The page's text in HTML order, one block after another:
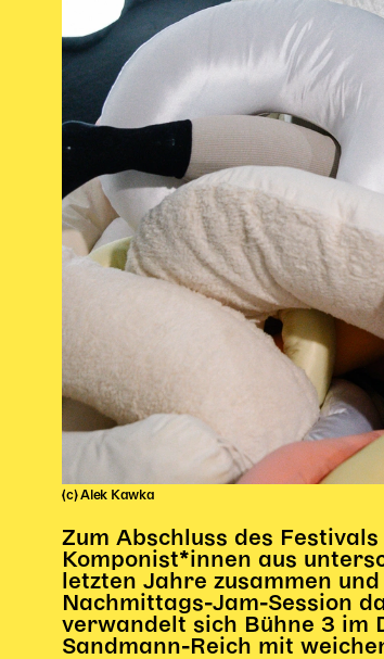
(c) Alek Kawka
Zum Abschluss des
Komponist*innen aus
letzten Jahre zusammen
Nachmittags-Jam-Session
verwandelt sich Bühne 3 im
Sandmann-Reich mit